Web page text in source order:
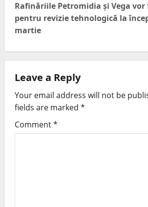
Rafinăriile Petromidia și Vega
pentru revizie tehnologică la
martie
Leave a Reply
Your email address will not be
fields are marked *
Comment*